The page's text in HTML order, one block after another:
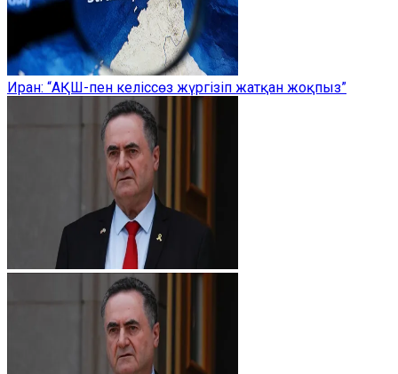
Иран: “АҚШ-пен келіссөз жүргізіп жатқан жоқпыз”